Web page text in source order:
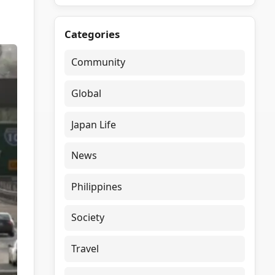
Categories
Community
Global
Japan Life
News
Philippines
Society
Travel